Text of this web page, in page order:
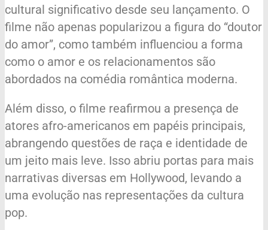
cultural significativo desde seu lançamento. O
filme não apenas popularizou a figura do “doutor
do amor”, como também influenciou a forma
como o amor e os relacionamentos são
abordados na comédia romântica moderna.
Além disso, o filme reafirmou a presença de
atores afro-americanos em papéis principais,
abrangendo questões de raça e identidade de
um jeito mais leve. Isso abriu portas para mais
narrativas diversas em Hollywood, levando a
uma evolução nas representações da cultura
pop.